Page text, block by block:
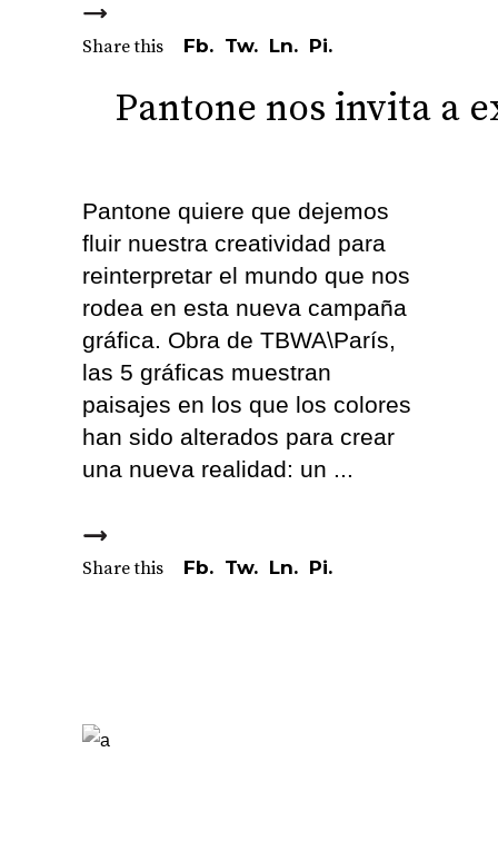
Share this Fb. Tw. Ln. Pi.
Pantone nos invita a
Pantone quiere que dejemos
fluir nuestra creatividad para
reinterpretar el mundo que nos
rodea en esta nueva campaña
gráfica. Obra de TBWA\París,
las 5 gráficas muestran
paisajes en los que los colores
han sido alterados para crear
una nueva realidad: un
Share this Fb. Tw. Ln. Pi.